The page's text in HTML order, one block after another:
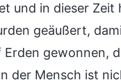
und in dieser Zeit
geäußert,
gewonnen,
der Mensch ist